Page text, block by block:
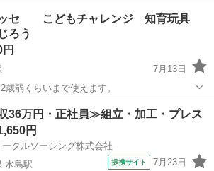
欲しいかたはおつけします。 バチはありませ
ラムは電源もついて動作確認問題ありません
陽駅 おもちゃ
セ こどもチャレンジ 知育玩具
ろう
7月13日
弱くらいまで使えます。
駅 おもちゃ
36万円・正社員≫組立・加工・プレス
円
ータルソーシング株式会社
水島駅
提携サイト 7月23日